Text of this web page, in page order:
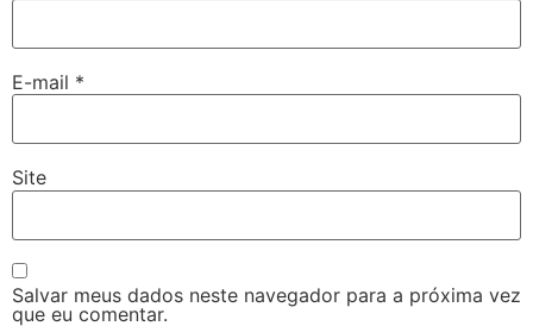
E-mail *
Site
Salvar meus dados neste navegador para a próxima vez
que eu comentar.